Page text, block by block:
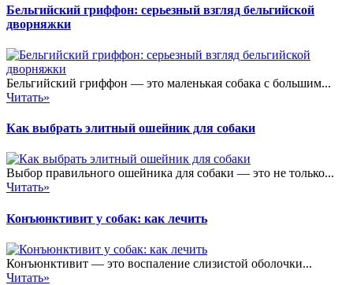
Бельгийский гриффон: серьезный взгляд бельгийской
дворняжки
Бельгийский гриффон — это маленькая собака с большим...
Читать»
Как выбрать элитный ошейник для собаки
Выбор правильного ошейника для собаки — это не только...
Читать»
Конъюнктивит у собак: как лечить
Конъюнктивит — это воспаление слизистой оболочки...
Читать»